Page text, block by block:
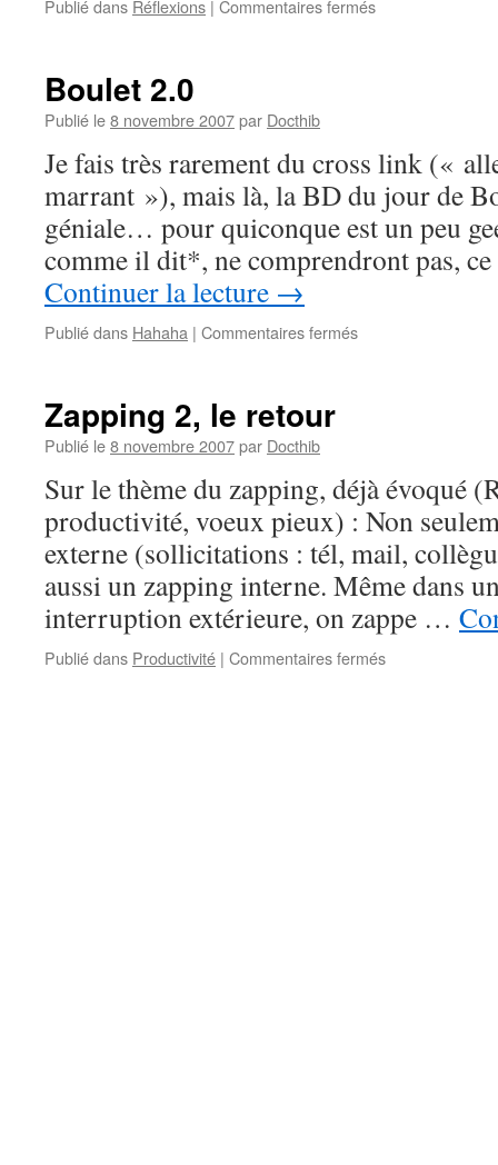
Publié dans Réflexions | Commentaires ferméssur
Boulet 2.0
Publié le8 novembre 2007par Docthib
Je fais très rarement du cross link («
marrant »), mais là, la BD du jour de
géniale… pour quiconque est un peu
comme il dit*, ne comprendront pas,
Continuer la lecture →
Publié dans Hahaha | Commentaires ferméssur
Zapping 2, le retour
Publié le8 novembre 2007par Docthib
Sur le thème du zapping, déjà évoqué
productivité, voeux pieux) : Non
externe (sollicitations : tél, mail,
aussi un zapping interne. Même dans
interruption extérieure, on zappe …
Publié dans Productivité | Commentaires ferméssur